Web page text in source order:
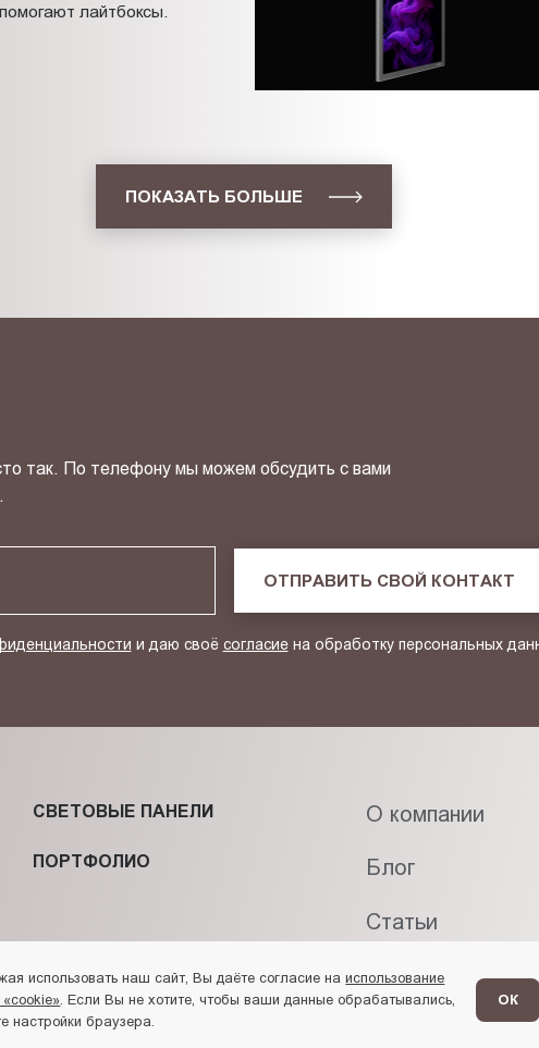
лайтбоксы.
ПОКАЗАТЬ БОЛЬШЕ
так. По телефону мы можем обсудить с вами
ОТПРАВИТЬ СВОЙ КОНТАКТ
и даю своё согласиена обработку персональных
СВЕТОВЫЕ ПАНЕЛИ
ПОРТФОЛИО
О компании
Блог
Статьи
Контакты
использовать наш сайт, Вы даёте согласие наиспользование
. Если Вы не хотите, чтобы ваши данные обрабатывались,
настройки браузера.
ОК